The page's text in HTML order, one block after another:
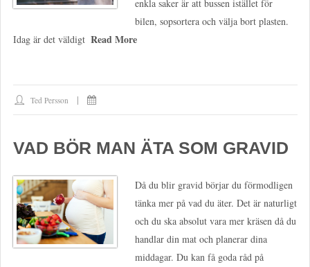
enkla saker är att bussen istället för
bilen, sopsortera och välja bort plasten.
Idag är det väldigt Read More
Ted Persson
VAD BÖR MAN ÄTA SOM GRAVID
Då du blir gravid börjar du förmodligen
tänka mer på vad du äter. Det är naturligt
och du ska absolut vara mer kräsen då du
handlar din mat och planerar dina
middagar. Du kan få goda råd på